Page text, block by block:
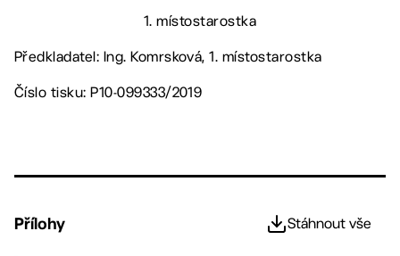
1. místostarostka
Předkladatel: Ing. Komrsková, 1. místostarostka
Číslo tisku: P10-099333/2019
Přílohy Stáhnout vše